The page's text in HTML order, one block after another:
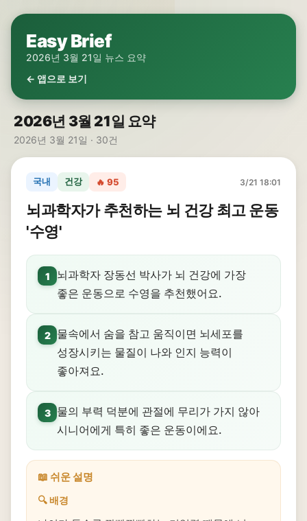
Easy Brief
2026년 3월 21일 뉴스 요약
← 앱으로 보기
2026년 3월 21일 요약
2026년 3월 21일 · 30건
국내 건강 🔥 95 3/21 18:01
뇌과학자가 추천하는 뇌 건강 최고 운동
'수영'
1
뇌과학자 장동선 박사가 뇌 건강에 가장
좋은 운동으로 수영을 추천했어요.
2
물속에서 숨을 참고 움직이면 뇌세포를
성장시키는 물질이 나와 인지 능력이
좋아져요.
3
물의 부력 덕분에 관절에 무리가 가지 않아
시니어에게 특히 좋은 운동이에요.
📖 쉬운 설명
🔍 배경